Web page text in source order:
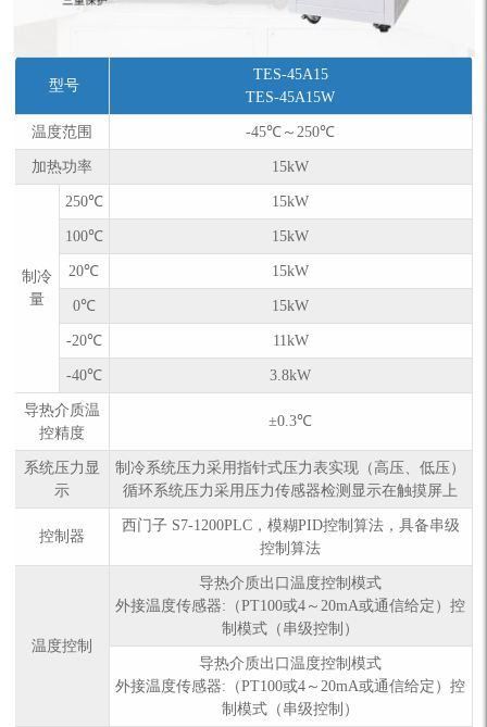
型号
TES-45A15
TES-45A15W
温度范围 -45℃～250℃
加热功率 15kW
制冷
量
250℃ 15kW
100℃ 15kW
20℃ 15kW
0℃ 15kW
-20℃ 11kW
-40℃ 3.8kW
导热介质温
控精度
±0.3℃
系统压力显
示
制冷系统压力采用指针式压力表实现（高压、低压）
循环系统压力采用压力传感器检测显示在触摸屏上
控制器
西门子 S7-1200PLC，模糊PID控制算法，具备串级
控制算法
温度控制
导热介质出口温度控制模式
外接温度传感器:（PT100或4～20mA或通信给定）控
制模式（串级控制）
导热介质出口温度控制模式
外接温度传感器:（PT100或4～20mA或通信给定）控
制模式（串级控制）